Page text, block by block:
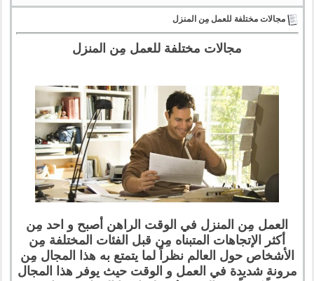
مجالات مختلفة للعمل مِن المنزل
مجالات مختلفة للعمل مِن المنزل
العمل مِن المنزل في الوقت الراهن أصبح و احد مِن
أكثر الإتجاهات المتبناه مِن قبل الفئات المختلفة مِن
الأشخاص حول العالم نظراً لما يتمتع به هذا المجال مِن
مرونة شديدة في العمل و الوقت حيث يوفر هذا المجال